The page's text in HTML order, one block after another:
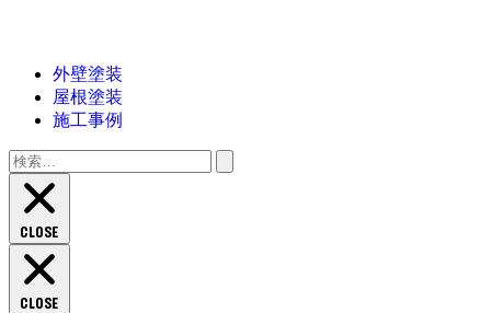
外壁塗装
屋根塗装
施工事例
検
索:
CLOSE
CLOSE